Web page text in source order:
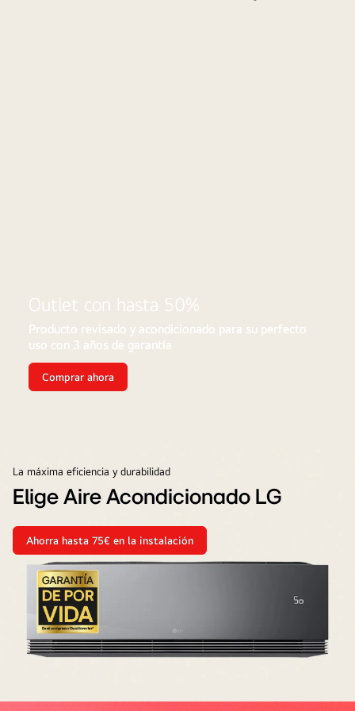
Outlet con hasta 50%
Producto revisado y acondicionado para su perfecto
uso con 3 años de garantía
Comprar ahora
La máxima eficiencia y durabilidad
Elige Aire Acondicionado LG
Elige
Aire
Acondicionado
Ahorra hasta 75€ en la instalación